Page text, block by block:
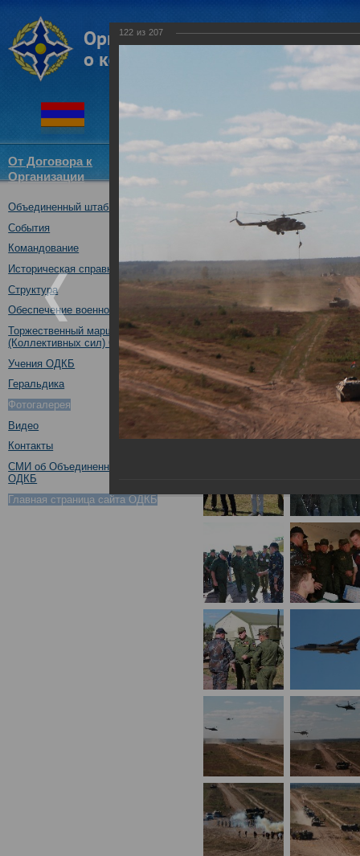
От Договора к
Организации
Объединенный штаб ОДКБ
События
Командование
Историческая справка
Структура
Обеспечение военной безопасности
Торжественный марш Войск
(Коллективных сил) ОДКБ
Учения ОДКБ
Геральдика
Фотогалерея
Видео
Контакты
СМИ об Объединенном штабе
ОДКБ
Главная страница сайта ОДКБ
Совместное учение с
"Нерушимое братство-2016"
122 из 207